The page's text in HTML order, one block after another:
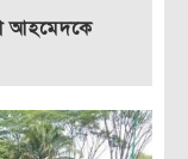
আহমেদকে